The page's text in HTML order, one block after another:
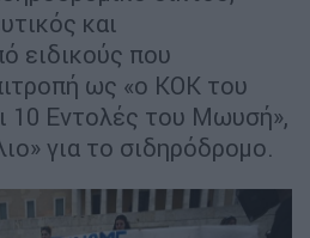
και
ειδικούς που
ως «ο ΚΟΚ του
10 Εντολές του Μωυσή»,
για το σιδηρόδρομο.